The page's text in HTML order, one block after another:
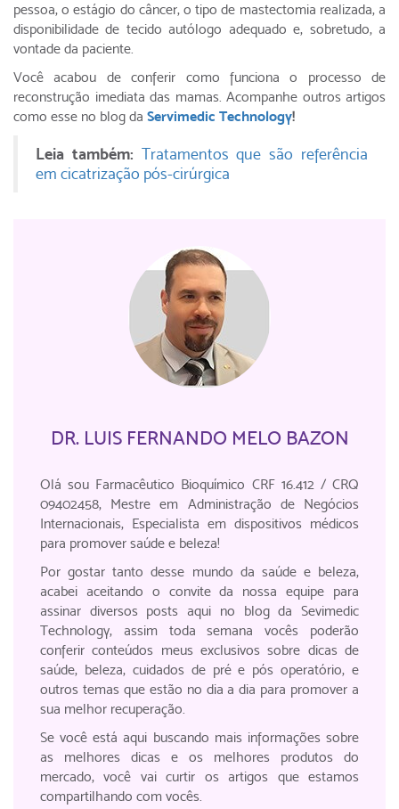
pessoa, o estágio do câncer, o tipo de mastectomia realizada, a
disponibilidade de tecido autólogo adequado e, sobretudo, a
vontade da paciente.
Você acabou de conferir como funciona o processo de
reconstrução imediata das mamas. Acompanhe outros artigos
como esse no blog da Servimedic Technology!
Leia também: Tratamentos que são referência
em cicatrização pós-cirúrgica
DR. LUIS FERNANDO MELO BAZON
Olá sou Farmacêutico Bioquímico CRF 16.412 / CRQ
09402458, Mestre em Administração de Negócios
Internacionais, Especialista em dispositivos médicos
para promover saúde e beleza!
Por gostar tanto desse mundo da saúde e beleza,
acabei aceitando o convite da nossa equipe para
assinar diversos posts aqui no blog da Sevimedic
Technology, assim toda semana vocês poderão
conferir conteúdos meus exclusivos sobre dicas de
saúde, beleza, cuidados de pré e pós operatório, e
outros temas que estão no dia a dia para promover a
sua melhor recuperação.
Se você está aqui buscando mais informações sobre
as melhores dicas e os melhores produtos do
mercado, você vai curtir os artigos que estamos
compartilhando com vocês.